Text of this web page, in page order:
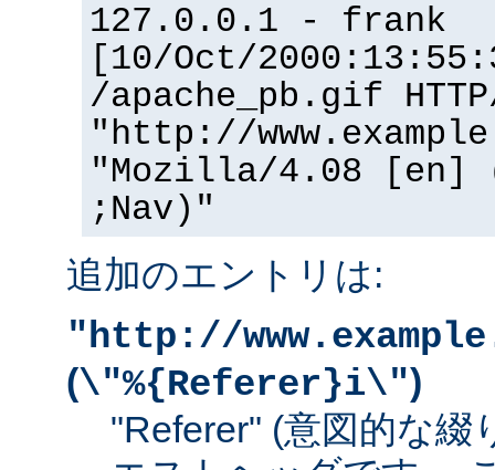
127.0.0.1 - frank
[10/Oct/
/apache_pb.gif
"http://
"Mozilla/4.08 [en]
;Nav)"
追加のエントリは:
"http://
(\"%{Referer}i\")
"Referer" (意図的な綴